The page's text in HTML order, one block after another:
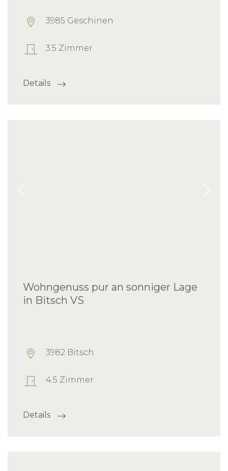
3985 Geschinen
3.5 Zimmer
Details
Wohngenuss pur an sonniger Lage
in Bitsch VS
3982 Bitsch
4.5 Zimmer
Details